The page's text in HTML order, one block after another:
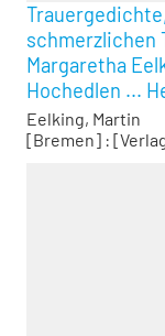
schmerzlichen
Margaretha
Hochedlen ...
Eheliebsten,
überreichet
Eelking, Martin
[Bremen] :